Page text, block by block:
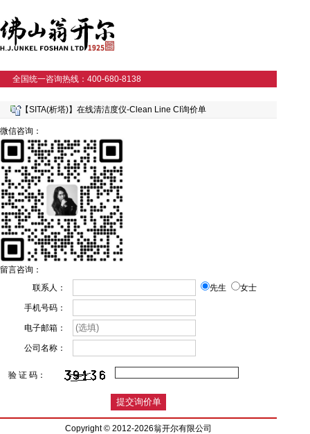
全国统一咨询热线：400-680-8138
【SITA(析塔)】在线清洁度仪-Clean Line CI询价单
微信咨询：
留言咨询：
联系人：
先生 女士
手机号码：
电子邮箱：
公司名称：
验 证 码：
Copyright © 2012-2026翁开尔有限公司